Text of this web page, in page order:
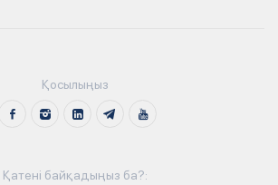
Қосылыңыз
Қатені байқадыңыз ба?: